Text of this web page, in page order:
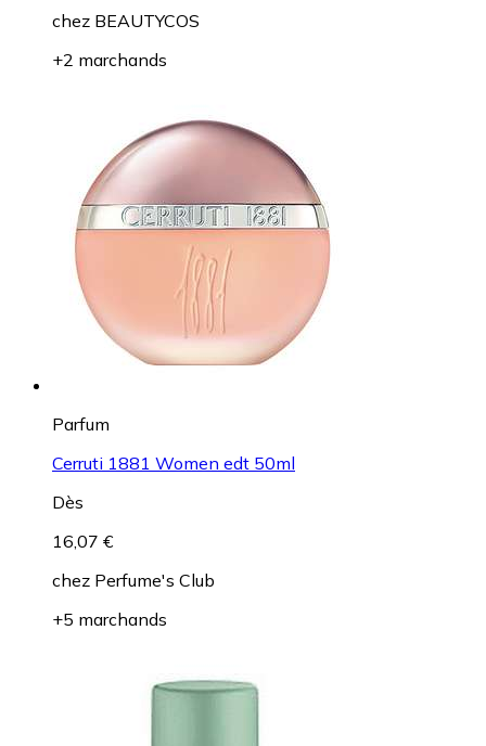
chez BEAUTYCOS
+2 marchands
Parfum
Cerruti 1881 Women edt 50ml
Dès
16,07 €
chez Perfume's Club
+5 marchands